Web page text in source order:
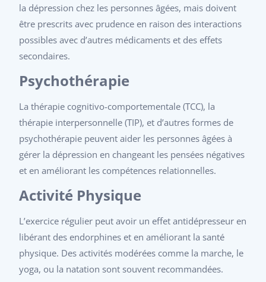
la dépression chez les personnes âgées, mais doivent
être prescrits avec prudence en raison des interactions
possibles avec d’autres médicaments et des effets
secondaires.
Psychothérapie
La thérapie cognitivo-comportementale (TCC), la
thérapie interpersonnelle (TIP), et d’autres formes de
psychothérapie peuvent aider les personnes âgées à
gérer la dépression en changeant les pensées négatives
et en améliorant les compétences relationnelles.
Activité Physique
L’exercice régulier peut avoir un effet antidépresseur en
libérant des endorphines et en améliorant la santé
physique. Des activités modérées comme la marche, le
yoga, ou la natation sont souvent recommandées.